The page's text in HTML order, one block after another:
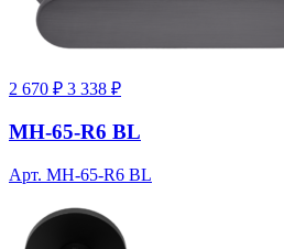
2 670 ₽ 3 338 ₽
MH-65-R6 BL
Арт. MH-65-R6 BL